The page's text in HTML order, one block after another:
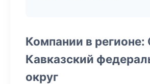
Компании в регионе:
Кавказский
округ